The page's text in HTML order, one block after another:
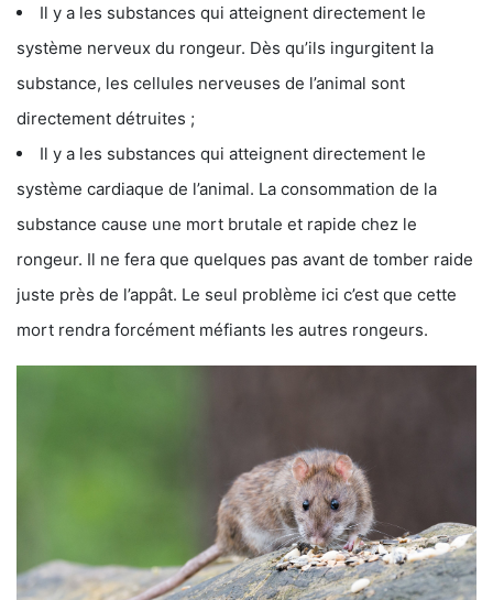
Il y a les substances qui atteignent directement le
système nerveux du rongeur. Dès qu’ils ingurgitent la
substance, les cellules nerveuses de l’animal sont
directement détruites ;
Il y a les substances qui atteignent directement le
système cardiaque de l’animal. La consommation de la
substance cause une mort brutale et rapide chez le
rongeur. Il ne fera que quelques pas avant de tomber raide
juste près de l’appât. Le seul problème ici c’est que cette
mort rendra forcément méfiants les autres rongeurs.